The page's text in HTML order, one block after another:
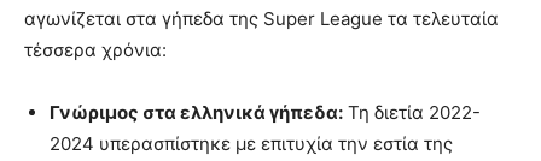
αγωνίζεται στα γήπεδα της Super League τα τελευταία
τέσσερα χρόνια:
Γνώριμος στα ελληνικά γήπεδα: Τη διετία 2022-
2024 υπερασπίστηκε με επιτυχία την εστία της